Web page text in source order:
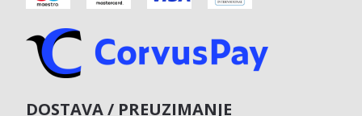
DOSTAVA / PREUZIMANJE